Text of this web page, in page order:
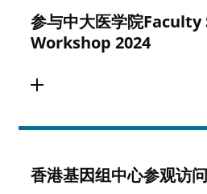
参与中大医学院
Workshop 2024
香港基因组中心参观访